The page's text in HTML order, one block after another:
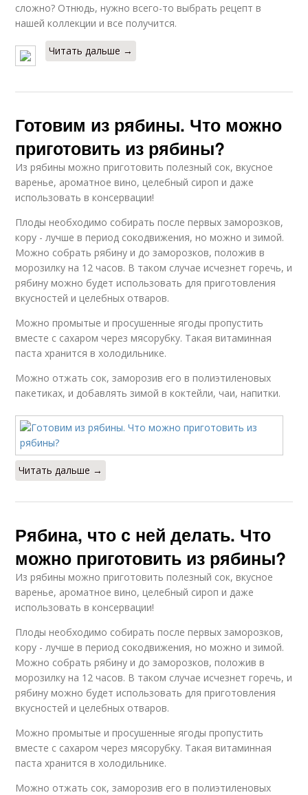
сложно? Отнюдь, нужно всего-то выбрать рецепт в
нашей коллекции и все получится.
Читать дальше →
Готовим из рябины. Что можно
приготовить из рябины?
Из рябины можно приготовить полезный сок, вкусное
варенье, ароматное вино, целебный сироп и даже
использовать в консервации!
Плоды необходимо собирать после первых заморозков,
кору - лучше в период сокодвижения, но можно и зимой.
Можно собрать рябину и до заморозков, положив в
морозилку на 12 часов. В таком случае исчезнет горечь, и
рябину можно будет использовать для приготовления
вкусностей и целебных отваров.
Можно промытые и просушенные ягоды пропустить
вместе с сахаром через мясорубку. Такая витаминная
паста хранится в холодильнике.
Можно отжать сок, заморозив его в полиэтиленовых
пакетиках, и добавлять зимой в коктейли, чаи, напитки.
Читать дальше →
Рябина, что с ней делать. Что
можно приготовить из рябины?
Из рябины можно приготовить полезный сок, вкусное
варенье, ароматное вино, целебный сироп и даже
использовать в консервации!
Плоды необходимо собирать после первых заморозков,
кору - лучше в период сокодвижения, но можно и зимой.
Можно собрать рябину и до заморозков, положив в
морозилку на 12 часов. В таком случае исчезнет горечь, и
рябину можно будет использовать для приготовления
вкусностей и целебных отваров.
Можно промытые и просушенные ягоды пропустить
вместе с сахаром через мясорубку. Такая витаминная
паста хранится в холодильнике.
Можно отжать сок, заморозив его в полиэтиленовых